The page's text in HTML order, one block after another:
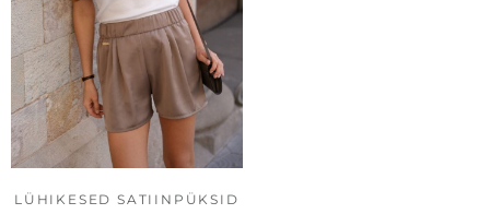
LÜHIKESED SATIINPÜKSID